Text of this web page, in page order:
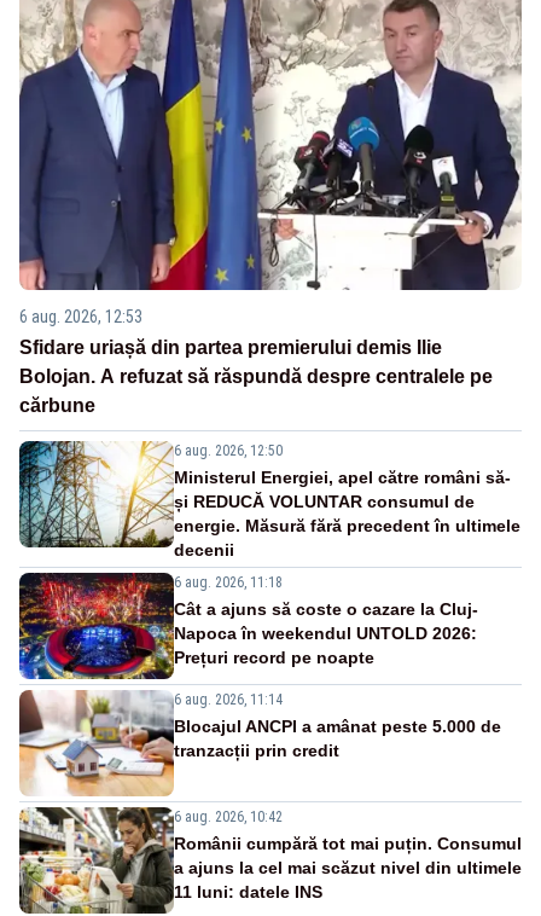
6 aug. 2026, 12:53
Sfidare uriașă din partea premierului demis Ilie
Bolojan. A refuzat să răspundă despre centralele pe
cărbune
6 aug. 2026, 12:50
Ministerul Energiei, apel către români să-
și REDUCĂ VOLUNTAR consumul de
energie. Măsură fără precedent în ultimele
decenii
6 aug. 2026, 11:18
Cât a ajuns să coste o cazare la Cluj-
Napoca în weekendul UNTOLD 2026:
Prețuri record pe noapte
6 aug. 2026, 11:14
Blocajul ANCPI a amânat peste 5.000 de
tranzacții prin credit
6 aug. 2026, 10:42
Românii cumpără tot mai puțin. Consumul
a ajuns la cel mai scăzut nivel din ultimele
11 luni: datele INS